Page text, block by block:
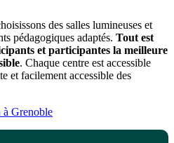
des salles lumineuses et
pédagogiques adaptés. Tout est
et participantes la meilleure
. Chaque centre est accessible
et facilement accessible des
à Grenoble